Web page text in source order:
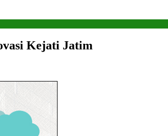
Kejati Jatim